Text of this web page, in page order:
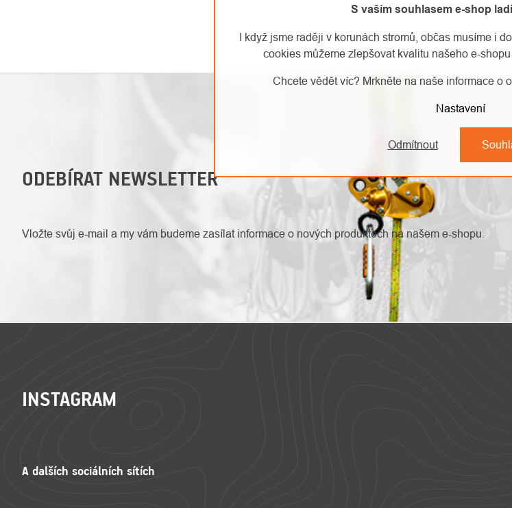
S vaším souhlasem e-shop
I když jsme raději v korunách stromů, občas musíme i
cookies můžeme zlepšovat kvalitu našeho e-
Chcete vědět víc? Mrkněte na naše informace o
Nastavení
Odmítnout
ODEBÍRAT NEWSLETTER
Vložte svůj e-mail a my vám budeme zasílat informace o nových produktech na našem e-shopu.
INSTAGRAM